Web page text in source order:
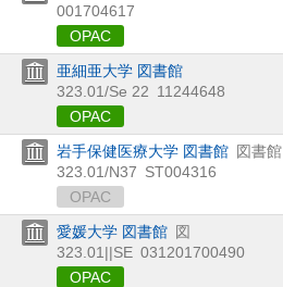
001704617
OPAC
亜細亜大学 図書館
323.01/Se 22 11244648
OPAC
岩手保健医療大学 図書館 図書館
323.01/N37 ST004316
OPAC
愛媛大学 図書館 図
323.01||SE 031201700490
OPAC